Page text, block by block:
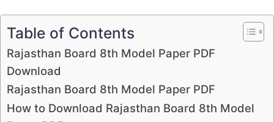
Table of Contents
Rajasthan Board 8th Model Paper PDF
Download
Rajasthan Board 8th Model Paper PDF
How to Download Rajasthan Board 8th Model